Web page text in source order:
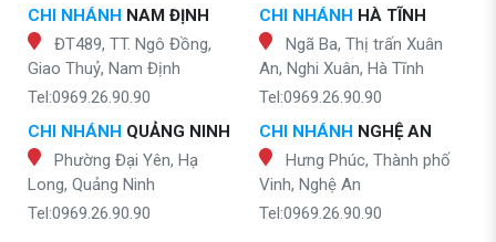
CHI NHÁNH NAM ĐỊNH
ĐT489, TT. Ngô Đồng,
Giao Thuỷ, Nam Định
Tel:0969.26.90.90
CHI NHÁNH QUẢNG NINH
Phường Đại Yên, Hạ
Long, Quảng Ninh
Tel:0969.26.90.90
CHI NHÁNH HÀ TĨNH
Ngã Ba, Thị trấn Xuân
An, Nghi Xuân, Hà Tĩnh
Tel:0969.26.90.90
CHI NHÁNH NGHỆ AN
Hưng Phúc, Thành phố
Vinh, Nghệ An
Tel:0969.26.90.90